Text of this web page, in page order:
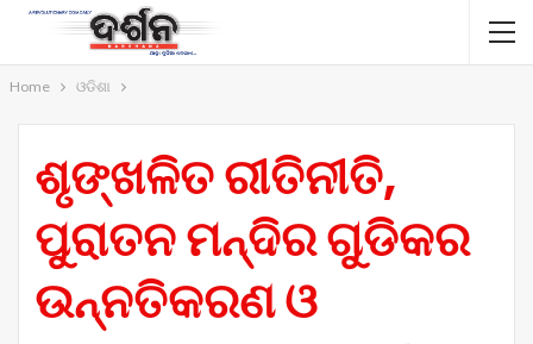
Home ଓଡିଶା
ଶୃଙ୍ଖଳିତ ରୀତିନୀତି,
ପୁରାତନ ମନ୍ଦିର ଗୁଡିକର
ଉନ୍ନତିକରଣ ଓ